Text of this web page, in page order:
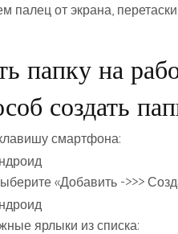
палец от экрана,
папку на
создать
смартфона:
«Добавить ->>>
ярлыки из списка: